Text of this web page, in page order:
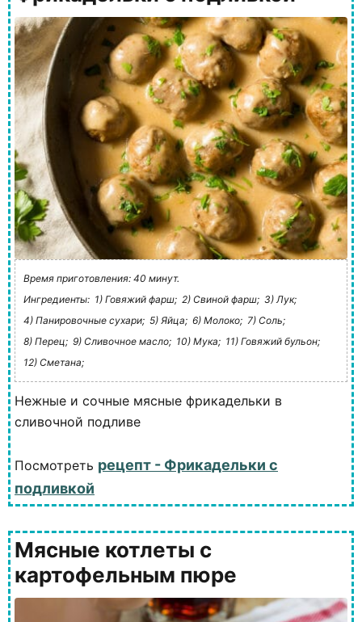
Время приготовления: 40 минут.
Ингредиенты: 1) Говяжий фарш; 2) Свиной фарш; 3) Лук;
4) Панировочные сухари; 5) Яйца; 6) Молоко; 7) Соль;
8) Перец; 9) Сливочное масло; 10) Мука; 11) Говяжий бульон;
12) Сметана;
Нежные и сочные мясные фрикадельки в
сливочной подливе
Посмотреть рецепт - Фрикадельки с
подливкой
Мясные котлеты с
картофельным пюре